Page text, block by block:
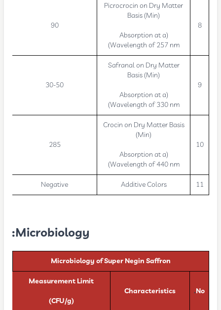
8
Picrocrocin on Dry Matter
Basis (Min)
(Absorption at a
Wavelength of 257 nm)
90
9
Safranal on Dry Matter
Basis (Min)
(Absorption at a
Wavelength of 330 nm)
30-50
10
Crocin on Dry Matter Basis
(Min)
(Absorption at a
Wavelength of 440 nm)
285
11
Additive Colors
Negative
Microbiology:
Microbiology of Super Negin Saffron
No
.
Characteristics
Measurement Limit
(CFU/g)